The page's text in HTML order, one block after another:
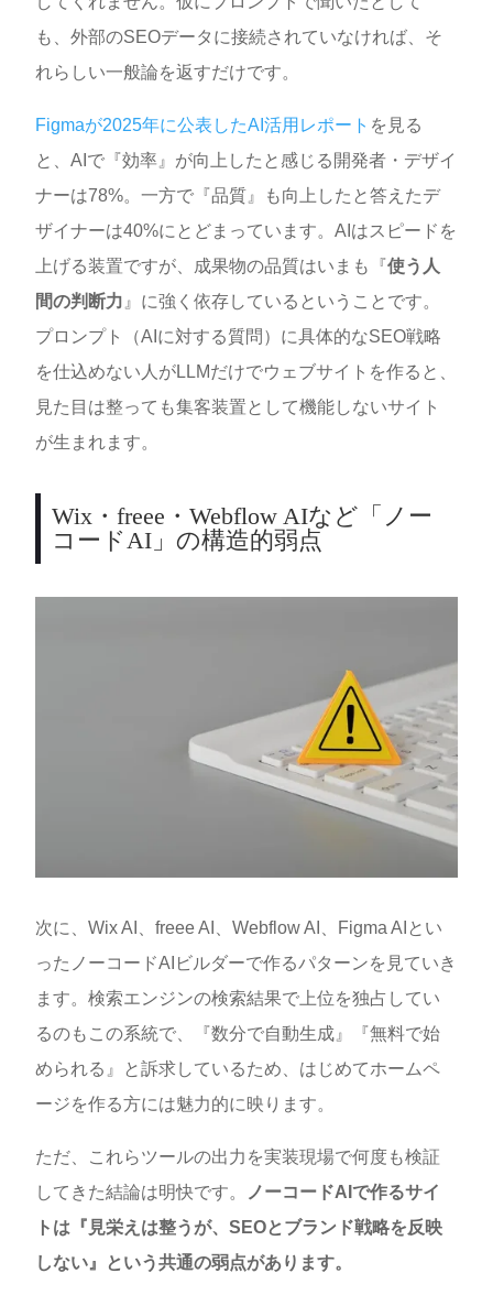
も、外部のSEOデータに接続されていなければ、そ
れらしい一般論を返すだけです。
Figmaが2025年に公表したAI活用レポート を見る
と、AIで『効率』が向上したと感じる開発者・デザイ
ナーは78%。一方で『品質』も向上したと答えたデ
ザイナーは40%にとどまっています。AIはスピードを
上げる装置ですが、成果物の品質はいまも『使う人
間の判断力 』に強く依存しているということです。
プロンプト（AIに対する質問）に具体的なSEO戦略
を仕込めない人がLLMだけでウェブサイトを作ると、
見た目は整っても集客装置として機能しないサイト
が生まれます。
Wix・freee・Webflow AIなど「ノー
コードAI」の構造的弱点
次に、Wix AI、freee AI、Webflow AI、Figma AIとい
ったノーコードAIビルダーで作るパターンを見ていき
ます。検索エンジンの検索結果で上位を独占してい
るのもこの系統で、『数分で自動生成』『無料で始
められる』と訴求しているため、はじめてホームペ
ージを作る方には魅力的に映ります。
ただ、これらツールの出力を実装現場で何度も検証
してきた結論は明快です。
ノーコードAIで作るサイ
トは『見栄えは整うが、SEOとブランド戦略を反映
しない』という共通の弱点があります。